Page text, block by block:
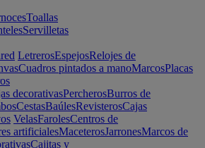
Toallas
Servilletas
LetrerosEspejosRelojes de
Cuadros pintados a manoMarcosPlacas
decorativasPercherosBurros de
CestasBaúlesRevisterosCajas
VelasFarolesCentros de
artificialesMaceterosJarronesMarcos de
Cajitas y